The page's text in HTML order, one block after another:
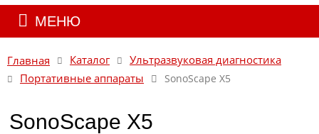
МЕНЮ
Главная Каталог
Ультразвуковая диагностика
Портативные аппараты
SonoScape X5
SonoScape X5